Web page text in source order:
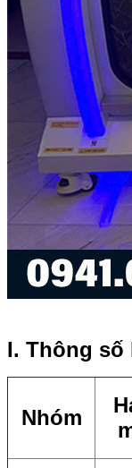
I. Thông số
Nhóm